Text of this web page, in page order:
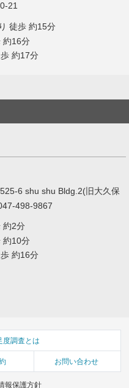
21
徒歩 約15分
約16分
約17分
6 shu shu Bldg.2(旧大久保
498-9867
約2分
約10分
約16分
度調査とは
お問い合わせ
報保護方針